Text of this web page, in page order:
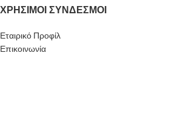
ΧΡΉΣΙΜΟΙ ΣΎΝΔΕΣΜΟΙ
Εταιρικό Προφίλ
Επικοινωνία